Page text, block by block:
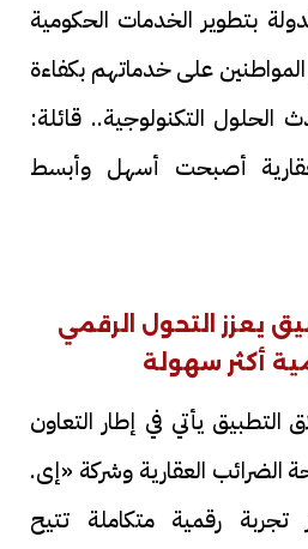
بتطوير الخدمات الحكومية
على خدماتهم بكفاءة
التكنولوجية.. قائلة:
أصبحت أسهل وأبسط
يعزز التحول الرقمي
أكثر سهولة
يأتي في إطار التعاون
الضرائب العقارية وشركة «إى.
رقمية متكاملة تتيح